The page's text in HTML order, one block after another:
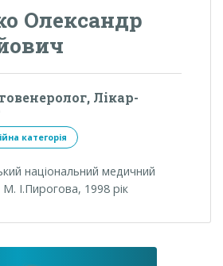
Олександр
Лікар-
категорія
національний медичний
М. І.Пирогова, 1998 рік